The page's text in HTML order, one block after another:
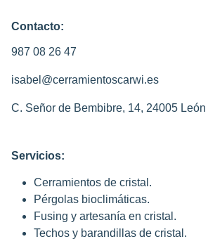
Contacto:
987 08 26 47
isabel@cerramientoscarwi.es
C. Señor de Bembibre, 14, 24005 León
Servicios:
Cerramientos de cristal.
Pérgolas bioclimáticas.
Fusing y artesanía en cristal.
Techos y barandillas de cristal.